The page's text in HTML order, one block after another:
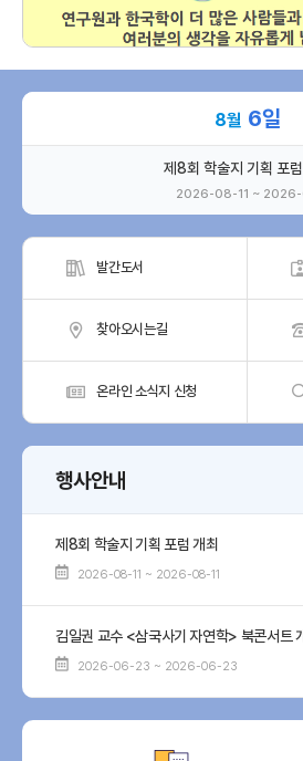
8월 6일
제8회 학술지 기획 포
2026-08-11 ~ 2026-
발간도서
찾아오시는길
온라인 소식지 신청
행사안내
제8회 학술지 기획 포럼 개최
2026-08-11 ~ 2026-08-11
김일권 교수 <삼국사기 자연학> 북콘서트
2026-06-23 ~ 2026-06-23